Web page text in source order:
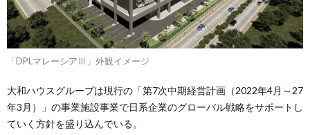
「DPLマレーシアⅢ」外観イメージ
大和ハウスグループは現行の「第7次中期経営計画（2022年4月～27
年3月）」の事業施設事業で日系企業のグローバル戦略をサポートし
ていく方針を盛り込んでいる。